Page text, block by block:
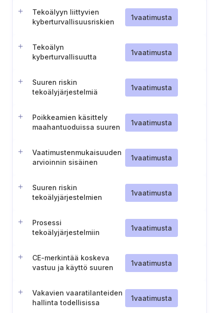
Tekoälyyn liittyvien
kyberturvallisuusriskien
1vaatimusta
Tekoälyn
kyberturvallisuutta
1vaatimusta
Suuren riskin
tekoälyjärjestelmiä
1vaatimusta
Poikkeamien käsittely
maahantuoduissa suuren
1vaatimusta
Vaatimustenmukaisuuden
arvioinnin sisäinen
1vaatimusta
Suuren riskin
tekoälyjärjestelmien
arviointimenettely
1vaatimusta
Prosessi
tekoälyjärjestelmiin
hallinnoimiseksi
1vaatimusta
CE-merkintää koskeva
vastuu ja käyttö suuren
1vaatimusta
Vakavien vaaratilanteiden
hallinta todellisissa
1vaatimusta